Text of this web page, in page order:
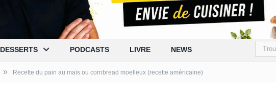
DESSERTS PODCASTS LIVRE NEWS
» Recette du pain au maïs ou cornbread moelleux (recette américaine)